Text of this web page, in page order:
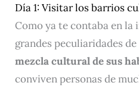
Día 1: Visitar los barrios
Como ya te contaba en la
grandes peculiaridades
mezcla cultural de sus
conviven personas de